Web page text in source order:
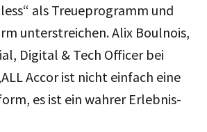
als Treueprogramm und
unterstreichen. Alix Boulnois,
Digital & Tech Officer bei
Accor ist nicht einfach eine
es ist ein wahrer Erlebnis-